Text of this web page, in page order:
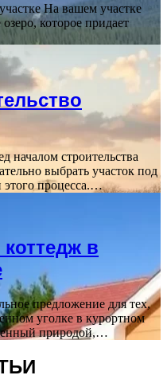
На вашем участке
которое придает
началом строительства
выбрать участок под
процесса.…
в
предложение для тех,
уголке в курортном
природой,…